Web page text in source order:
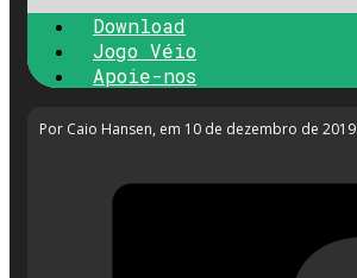
Download
Jogo Véio
Apoie-nos
Por Caio Hansen, em 10 de dezembro de 2019